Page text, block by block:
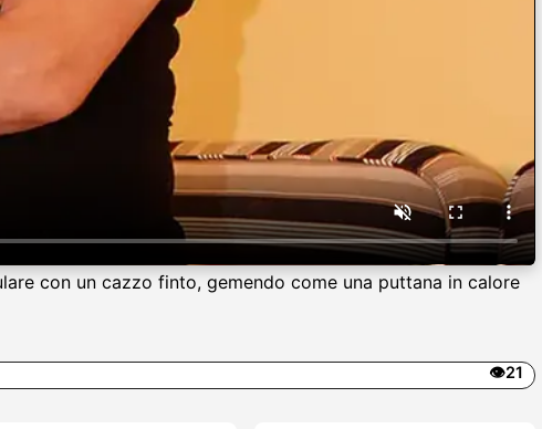
con un cazzo finto, gemendo come una puttana in calore
👁️21